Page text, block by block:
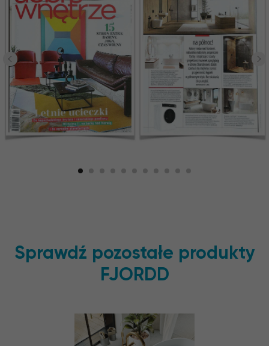
Sprawdź pozostałe produkty
FJORDD